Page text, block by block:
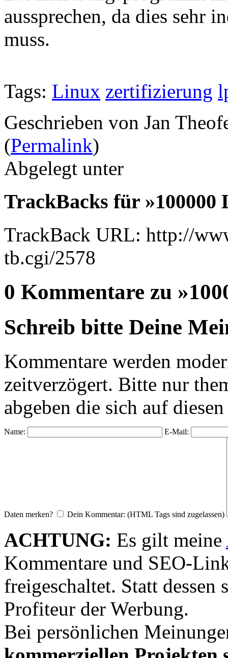
aussprechen, da dies sehr
muss.
Tags: Linux zertifizierung
Geschrieben von Jan
(Permalink)
Abgelegt unter
TrackBacks für
TrackBack URL: http://
tb.cgi/2578
0 Kommentare zu
Schreib bitte Deine
Kommentare werden
zeitverzögert. Bitte nur
abgeben die sich auf
Name: E-Mail:
Daten merken? Dein Kommentar: (HTML Tags sind zugelassen)
ACHTUNG: Es gilt meine
Kommentare und SEO-
freigeschaltet. Statt dessen
Profiteur der Werbung.
Bei persönlichen